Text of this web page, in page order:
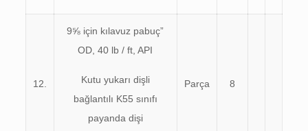
12.
9⅝ için kılavuz pabuç”
OD, 40 lb / ft, API
Kutu yukarı dişli
bağlantılı K55 sınıfı
payanda dişi
Parça 8